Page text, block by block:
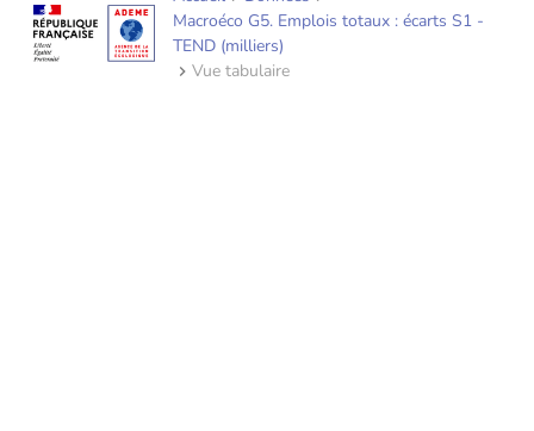
Macroéco G5. Emplois totaux : écarts S1 -
TEND (milliers)
Vue tabulaire